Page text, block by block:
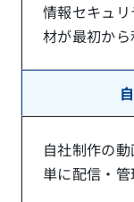
情報セキュ
材が最初から
自社制作の
単に配信・管